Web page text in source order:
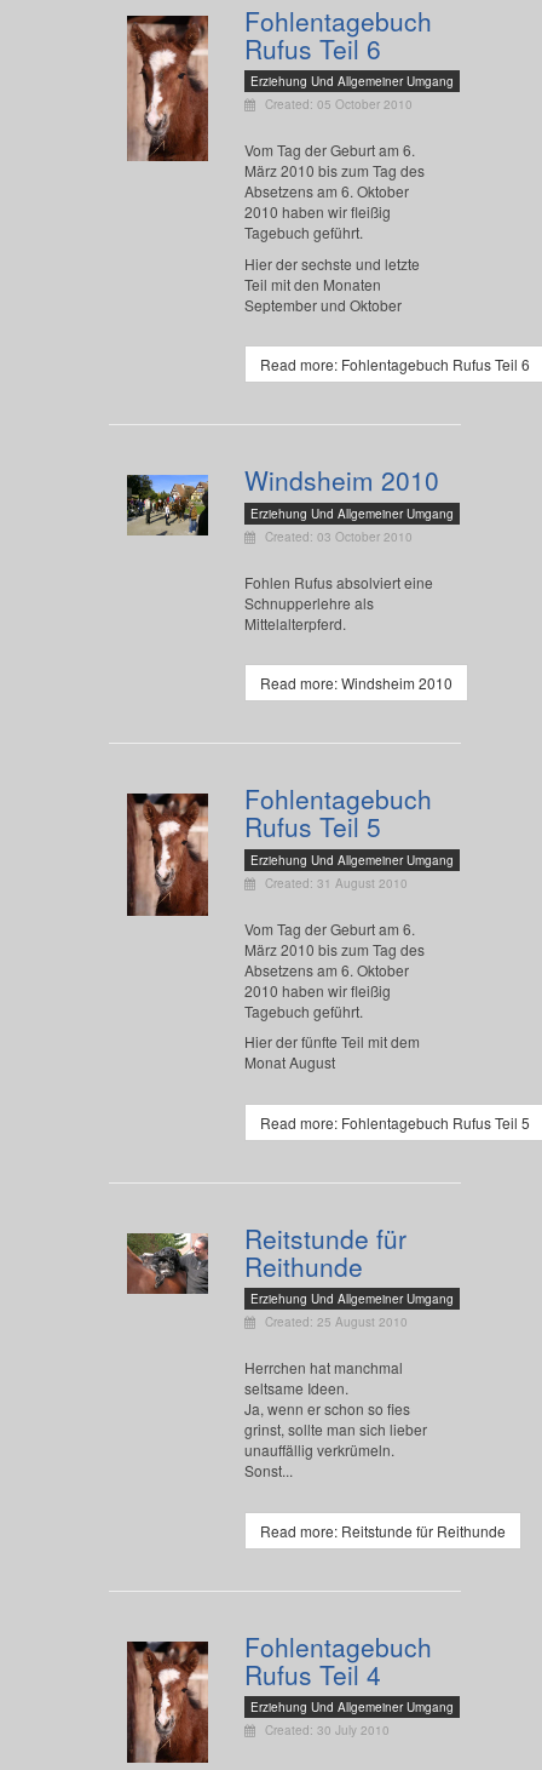
Fohlentagebuch
Rufus Teil 6
Erziehung Und Allgemeiner Umgang
Created: 05 October 2010
Vom Tag der Geburt am 6.
März 2010 bis zum Tag des
Absetzens am 6. Oktober
2010 haben wir fleißig
Tagebuch geführt.
Hier der sechste und letzte
Teil mit den Monaten
September und Oktober
Read more: Fohlentagebuch Rufus Teil 6
Windsheim 2010
Erziehung Und Allgemeiner Umgang
Created: 03 October 2010
Fohlen Rufus absolviert eine
Schnupperlehre als
Mittelalterpferd.
Read more: Windsheim 2010
Fohlentagebuch
Rufus Teil 5
Erziehung Und Allgemeiner Umgang
Created: 31 August 2010
Vom Tag der Geburt am 6.
März 2010 bis zum Tag des
Absetzens am 6. Oktober
2010 haben wir fleißig
Tagebuch geführt.
Hier der fünfte Teil mit dem
Monat August
Read more: Fohlentagebuch Rufus Teil 5
Reitstunde für
Reithunde
Erziehung Und Allgemeiner Umgang
Created: 25 August 2010
Herrchen hat manchmal
seltsame Ideen.
Ja, wenn er schon so fies
grinst, sollte man sich lieber
unauffällig verkrümeln.
Sonst...
Read more: Reitstunde für Reithunde
Fohlentagebuch
Rufus Teil 4
Erziehung Und Allgemeiner Umgang
Created: 30 July 2010